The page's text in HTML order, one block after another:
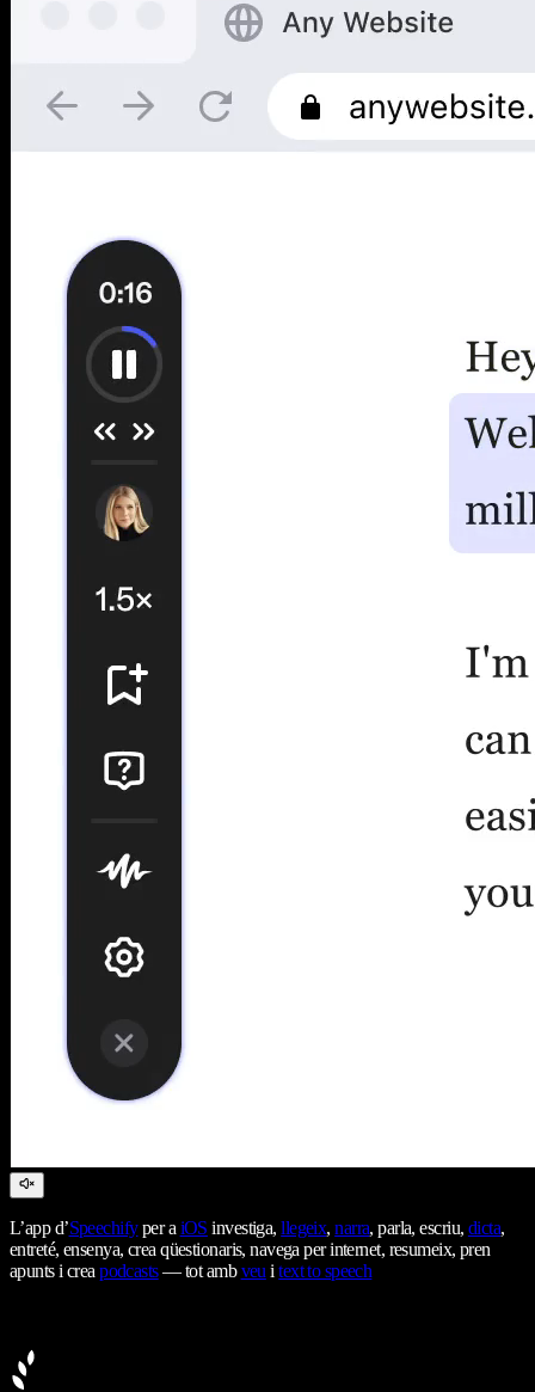
L’app d’Speechifyper aiOS investiga,llegeix,narra, parla, escriu, dicta,
entreté, ensenya, crea qüestionaris, navega per internet, resumeix, pren
apunts i creapodcasts— tot ambveuitext to speech